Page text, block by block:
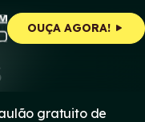
OUÇA AGORA!
gratuito de